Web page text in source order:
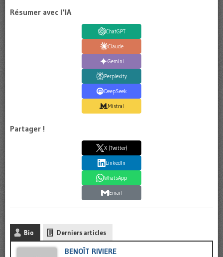
Résumer avec l'IA
ChatGPT
Claude
Gemini
Perplexity
DeepSeek
Mistral
Partager !
X (Twitter)
LinkedIn
WhatsApp
Email
Bio Derniers articles
BENOÎT RIVIERE